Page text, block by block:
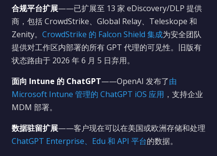
合规平台扩展——已扩展至 13 家 eDiscovery/DLP 提供
商，包括 CrowdStrike、Global Relay、Teleskope 和
Zenity。 CrowdStrike 的 Falcon Shield 集成为安全团队
提供对工作区内部署的所有 GPT 代理的可见性。旧版有
状态路由于 2026 年 6 月 5 日弃用。
面向 Intune 的 ChatGPT——OpenAI 发布了由
Microsoft Intune 管理的 ChatGPT iOS 应用 ，支持企业
MDM 部署。
数据驻留扩展——客户现在可以在美国或欧洲存储和处理
ChatGPT Enterprise、Edu 和 API 平台的数据。